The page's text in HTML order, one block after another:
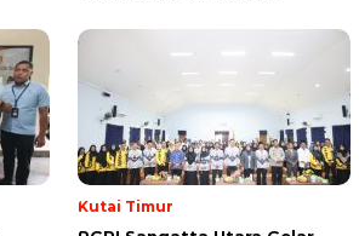
Kutai Timur